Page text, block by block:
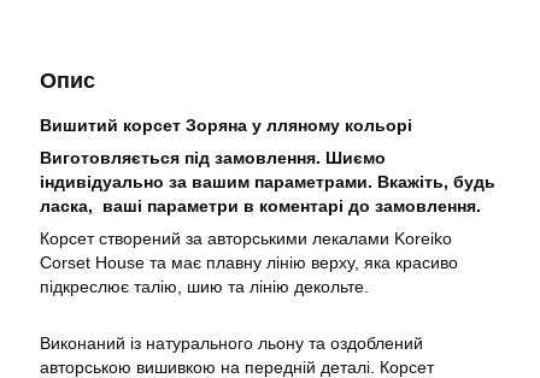
Опис
Вишитий корсет Зоряна у лляному кольорі
Виготовляється під замовлення. Шиємо
індивідуально за вашим параметрами. Вкажіть, будь
ласка, ваші параметри в коментарі до замовлення.
Корсет створений за авторськими лекалами Koreiko
Corset House та має плавну лінію верху, яка красиво
підкреслює талію, шию та лінію декольте.
Виконаний із натурального льону та оздоблений
авторською вишивкою на передній деталі. Корсет